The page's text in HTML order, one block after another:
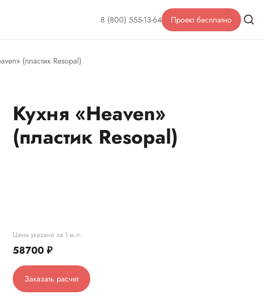
8 (800) 555-13-64 Проект бесплатно
(пластик Resopal)
Кухня «Heaven»
(пластик Resopal)
Цена указана за 1 м.п.
58700 ₽
Заказать расчет